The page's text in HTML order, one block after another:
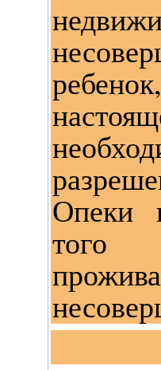
Опеки
того